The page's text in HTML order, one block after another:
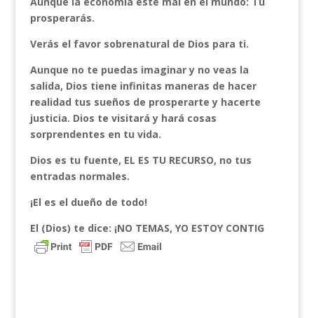
prosperarás.
Verás el favor sobrenatural de Dios para ti.
Aunque no te puedas imaginar y no veas la
salida, Dios tiene infinitas maneras de hacer
realidad tus sueños de prosperarte y hacerte
justicia. Dios te visitará y hará cosas
sorprendentes en tu vida.
Dios es tu fuente, EL ES TU RECURSO, no tus
entradas normales.
¡El es el dueño de todo!
El (Dios) te dice: ¡NO TEMAS, YO ESTOY CONTIG